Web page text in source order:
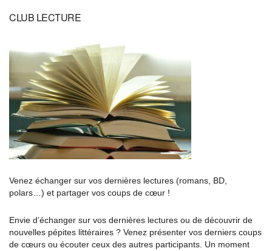
CLUB LECTURE
Venez échanger sur vos dernières lectures (romans, BD,
polars…) et partager vos coups de cœur !
Envie d’échanger sur vos dernières lectures ou de découvrir de
nouvelles pépites littéraires ? Venez présenter vos derniers coups
de cœurs ou écouter ceux des autres participants. Un moment